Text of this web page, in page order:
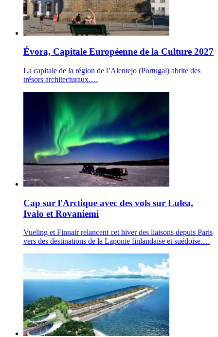
Évora, Capitale Européenne de la Culture 2027
La capitale de la région de l’Alentejo (Portugal) abrite des
trésors architecturaux.…
Cap sur l'Arctique avec des vols sur Lulea,
Ivalo et Rovaniemi
Vueling et Finnair relancent cet hiver des liaisons depuis Paris
vers des destinations de la Laponie finlandaise et suédoise.…